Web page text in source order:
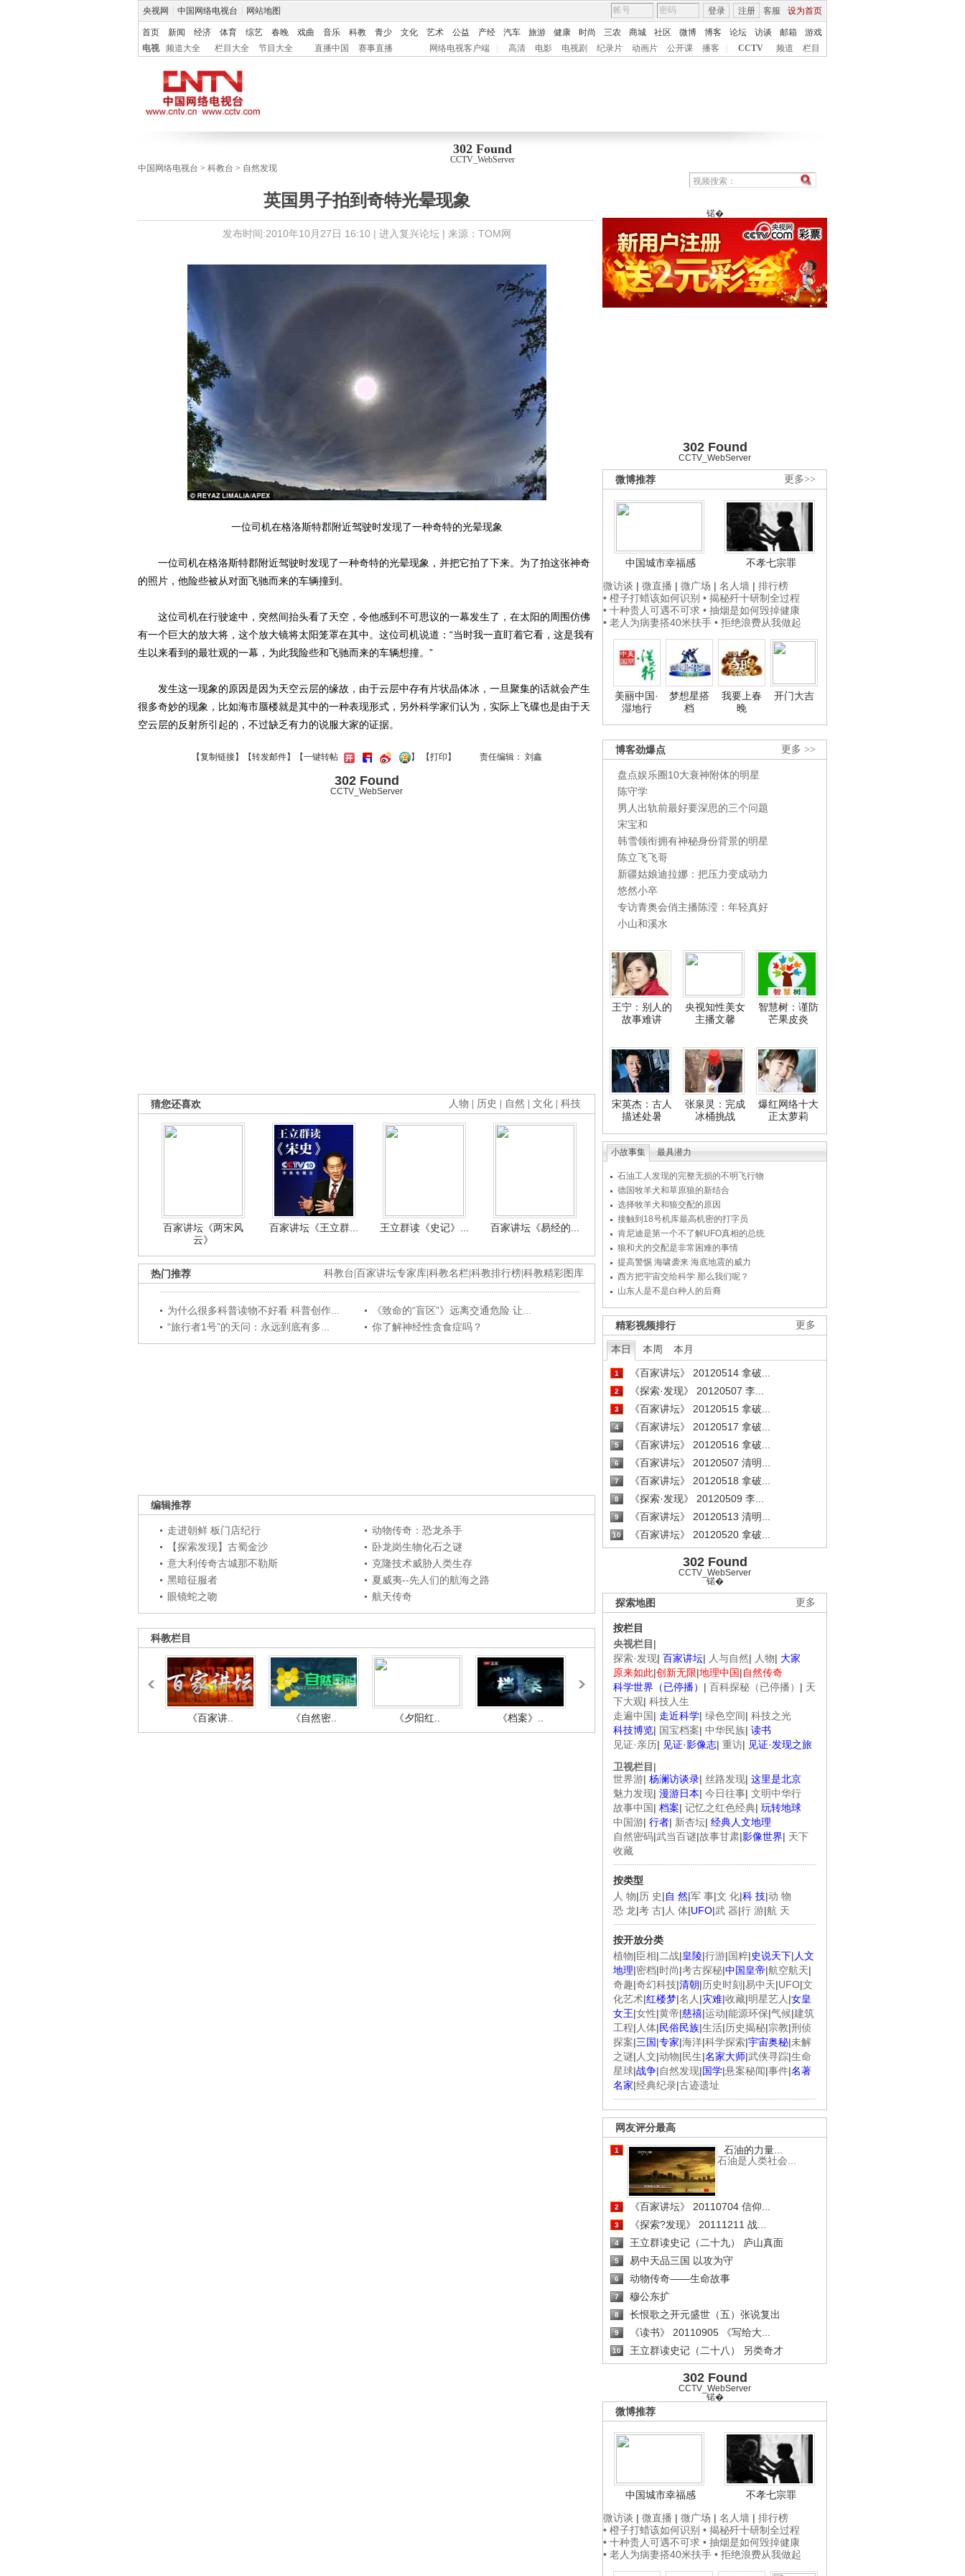
央视网 中国网络电视台 网站地图 客服 设为首页
登录 注册
首页 新闻 经济 体育 综艺 春晚 戏曲 音乐 科教 青少 文化 艺术 公益 产经 汽车 旅游 健康 时尚 三农 商城 社区 微博 博客 论坛 访谈 邮箱
游戏
电视
频道大全 栏目大全 节目大全 直播中国 赛事直播 网络电视客户端 高清 电影 电视剧 纪录片 动画片 公开课 播客 CCTV 频道 栏目
302 Found
CCTV_WebServer
中国网络电视台 > 科教台 > 自然发现
锘�
302 Found
CCTV_WebServer
更多>>
微博推荐
中国城市幸福感
不孝七宗罪
微访谈 | 微直播 | 微广场 | 名人墙 | 排行榜
• 橙子打蜡该如何识别 • 揭秘歼十研制全过程
• 十种贵人可遇不可求 • 抽烟是如何毁掉健康
• 老人为病妻搭40米扶手 • 拒绝浪费从我做起
美丽中国·
湿地行
梦想星搭
档
我要上春
晚
开门大吉
更多 >>
博客劲爆点
盘点娱乐圈10大衰神附体的明星
陈守学
男人出轨前最好要深思的三个问题
宋宝和
韩雪领衔拥有神秘身份背景的明星
陈立飞飞哥
新疆姑娘迪拉娜：把压力变成动力
悠然小卒
专访青奥会俏主播陈滢：年轻真好
小山和溪水
王宁：别人的
故事难讲
央视知性美女
主播文馨
智慧树：谨防
芒果皮炎
宋英杰：古人
描述处暑
张泉灵：完成
冰桶挑战
爆红网络十大
正太萝莉
小故事集 最具潜力
石油工人发现的完整无损的不明飞行物
德国牧羊犬和草原狼的新结合
选择牧羊犬和狼交配的原因
接触到18号机库最高机密的打字员
肯尼迪是第一个不了解UFO真相的总统
狼和犬的交配是非常困难的事情
提高警惕 海啸袭来 海底地震的威力
西方把宇宙交给科学 那么我们呢？
山东人是不是白种人的后裔
更多
精彩视频排行
本日 本周 本月
1 《百家讲坛》 20120514 拿破...
2 《探索·发现》 20120507 李...
3 《百家讲坛》 20120515 拿破...
4 《百家讲坛》 20120517 拿破...
5 《百家讲坛》 20120516 拿破...
6 《百家讲坛》 20120507 清明...
7 《百家讲坛》 20120518 拿破...
8 《探索·发现》 20120509 李...
9 《百家讲坛》 20120513 清明...
10 《百家讲坛》 20120520 拿破...
302 Found
CCTV_WebServer
锘�
更多
探索地图
按栏目
央视栏目 |
探索·发现| 百家讲坛| 人与自然| 人物| 大家
原来如此|创新无限|地理中国|自然传奇
科学世界（已停播） | 百科探秘（已停播） | 天
下大观| 科技人生
走遍中国| 走近科学| 绿色空间| 科技之光
科技博览| 国宝档案| 中华民族| 读书
见证·亲历| 见证·影像志| 重访| 见证·发现之旅
卫视栏目 |
世界游| 杨澜访谈录| 丝路发现| 这里是北京
魅力发现| 漫游日本| 今日往事| 文明中华行
故事中国| 档案| 记忆之红色经典| 玩转地球
中国游| 行者| 新杏坛| 经典人文地理
自然密码|武当百谜|故事甘肃|影像世界| 天下
收藏
按类型
人 物|历 史|自 然|军 事|文 化|科 技|动 物
恐 龙|考 古| 人 体|UFO|武 器|行 游|航 天
按开放分类
植物|臣相|二战|皇陵|行游|国粹|史说天下| 人文
地理|密档|时尚|考古探秘|中国皇帝|航空航天|
奇趣|奇幻科技|清朝|历史时刻 |易中天|UFO|文
化艺术|红楼梦|名人 |灾难|收藏|明星艺人 |女皇
女王|女性|黄帝|慈禧|运动|能源环保|气候|建筑
工程| 人体|民俗民族|生活|历史揭秘|宗教|刑侦
探案|三国|专家|海洋|科学探索|宇宙奥秘|未解
之谜| 人文|动物|民生|名家大师|武侠寻踪|生命
星球|战争|自然发现|国学|悬案秘闻|事件|名著
名家|经典纪录|古迹遗址
网友评分最高
1
石油的力量...
石油是人类社会...
2 《百家讲坛》 20110704 信仰...
3 《探索?发现》 20111211 战...
4 王立群读史记（二十九） 庐山真面
5 易中天品三国 以攻为守
6 动物传奇——生命故事
7 穆公东扩
8 长恨歌之开元盛世（五）张说复出
9 《读书》 20110905 《写给大...
10 王立群读史记（二十八） 另类奇才
302 Found
CCTV_WebServer
锘�
微博推荐
中国城市幸福感
不孝七宗罪
微访谈 | 微直播 | 微广场 | 名人墙 | 排行榜
• 橙子打蜡该如何识别 • 揭秘歼十研制全过程
• 十种贵人可遇不可求 • 抽烟是如何毁掉健康
• 老人为病妻搭40米扶手 • 拒绝浪费从我做起
英国男子拍到奇特光晕现象
发布时间:2010年10月27日 16:10 | 进入复兴论坛| 来源： TOM网
一位司机在格洛斯特郡附近驾驶时发现了一种奇特的光晕现象
一位司机在格洛斯特郡附近驾驶时发现了一种奇特的光晕现象，并把它拍了下来。为了拍这张神奇
的照片，他险些被从对面飞驰而来的车辆撞到。
这位司机在行驶途中，突然间抬头看了天空，令他感到不可思议的一幕发生了，在太阳的周围仿佛
有一个巨大的放大将，这个放大镜将太阳笼罩在其中。这位司机说道：“当时我一直盯着它看，这是我有
生以来看到的最壮观的一幕，为此我险些和飞驰而来的车辆想撞。”
发生这一现象的原因是因为天空云层的缘故，由于云层中存有片状晶体冰，一旦聚集的话就会产生
很多奇妙的现象，比如海市蜃楼就是其中的一种表现形式，另外科学家们认为，实际上飞碟也是由于天
空云层的反射所引起的，不过缺乏有力的说服大家的证据。
【复制链接】【转发邮件】 【一键转帖 】 【打印 】 责任编辑： 刘鑫
302 Found
CCTV_WebServer
人物 历史 自然 文化 科技
猜您还喜欢
百家讲坛《两宋风
云》
百家讲坛《王立群... 王立群读《史记》... 百家讲坛《易经的...
科教台 百家讲坛专家库 科教名栏 科教排行榜 科教精彩图库
热门推荐
为什么很多科普读物不好看 科普创作...
《致命的“盲区”》远离交通危险 让...
“旅行者1号”的天问：永远到底有多...
你了解神经性贪食症吗？
编辑推荐
走进朝鲜 板门店纪行
动物传奇：恐龙杀手
【探索发现】古蜀金沙
卧龙岗生物化石之谜
意大利传奇古城那不勒斯
克隆技术威胁人类生存
黑暗征服者
夏威夷--先人们的航海之路
眼镜蛇之吻
航天传奇
科教栏目
《百家讲.. 《自然密.. 《夕阳红.. 《档案》.. 《人与自.. 《经典人..